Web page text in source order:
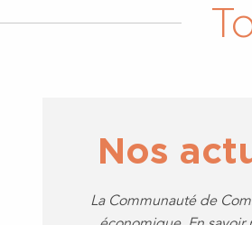
Nos
La Communauté de